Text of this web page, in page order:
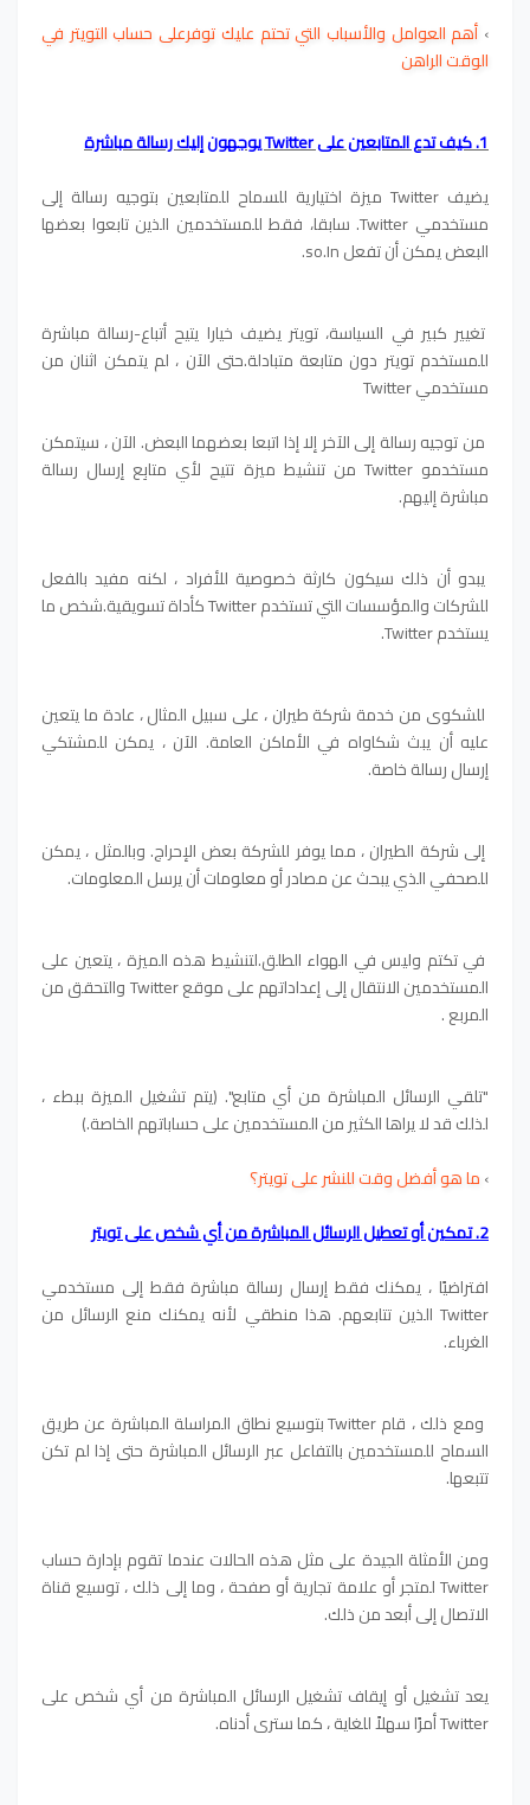
› أهم العوامل والأسباب التي تحتم عليك توفرعلى حساب التويتر في
الوقت الراهن
1. كيف تدع المتابعين على Twitter يوجهون إليك رسالة مباشرة
يضيف Twitter ميزة اختيارية للسماح للمتابعين بتوجيه رسالة إلى
مستخدمي Twitter. سابقا، فقط للمستخدمين الذين تابعوا بعضها
البعض يمكن أن تفعل so.In.
تغيير كبير في السياسة، تويتر يضيف خيارا يتيح أتباع-رسالة مباشرة
للمستخدم تويتر دون متابعة متبادلة.حتى الآن ، لم يتمكن اثنان من
مستخدمي Twitter
من توجيه رسالة إلى الآخر إلا إذا اتبعا بعضهما البعض. الآن ، سيتمكن
مستخدمو Twitter من تنشيط ميزة تتيح لأي متابِع إرسال رسالة
مباشرة إليهم.
يبدو أن ذلك سيكون كارثة خصوصية للأفراد ، لكنه مفيد بالفعل
للشركات والمؤسسات التي تستخدم Twitter كأداة تسويقية.شخص ما
يستخدم Twitter.
للشكوى من خدمة شركة طيران ، على سبيل المثال ، عادة ما يتعين
عليه أن يبث شكاواه في الأماكن العامة. الآن ، يمكن للمشتكي
إرسال رسالة خاصة.
إلى شركة الطيران ، مما يوفر للشركة بعض الإحراج. وبالمثل ، يمكن
للصحفي الذي يبحث عن مصادر أو معلومات أن يرسل المعلومات.
في تكتم وليس في الهواء الطلق.لتنشيط هذه الميزة ، يتعين على
المستخدمين الانتقال إلى إعداداتهم على موقع Twitter والتحقق من
المربع .
"تلقي الرسائل المباشرة من أي متابع". (يتم تشغيل الميزة ببطء ،
لذلك قد لا يراها الكثير من المستخدمين على حساباتهم الخاصة.)
›ما هو أفضل وقت للنشر على تويتر؟
2. تمكين أو تعطيل الرسائل المباشرة من أي شخص على تويتر
افتراضيًا ، يمكنك فقط إرسال رسالة مباشرة فقط إلى مستخدمي
Twitter الذين تتابعهم. هذا منطقي لأنه يمكنك منع الرسائل من
الغرباء.
ومع ذلك ، قام Twitter بتوسيع نطاق المراسلة المباشرة عن طريق
السماح للمستخدمين بالتفاعل عبر الرسائل المباشرة حتى إذا لم تكن
تتبعها.
ومن الأمثلة الجيدة على مثل هذه الحالات عندما تقوم بإدارة حساب
Twitter لمتجر أو علامة تجارية أو صفحة ، وما إلى ذلك ، توسيع قناة
الاتصال إلى أبعد من ذلك.
يعد تشغيل أو إيقاف تشغيل الرسائل المباشرة من أي شخص على
Twitter أمرًا سهلاً للغاية ، كما سترى أدناه.